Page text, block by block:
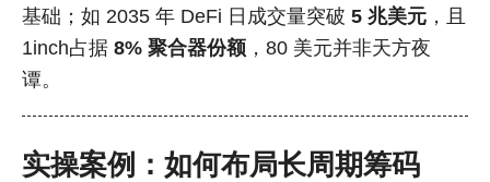
基础；如 2035 年 DeFi 日成交量突破 5 兆美元 ，且
1inch占据 8% 聚合器份额 ，80 美元并非天方夜
谭。
实操案例：如何布局长周期筹码